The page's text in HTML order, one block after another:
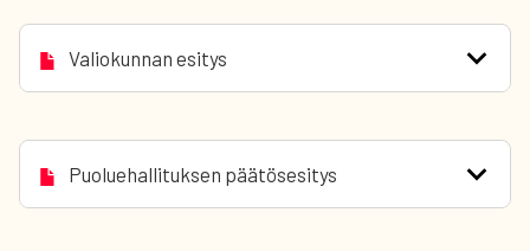
Valiokunnan esitys
Puoluehallituksen päätösesitys